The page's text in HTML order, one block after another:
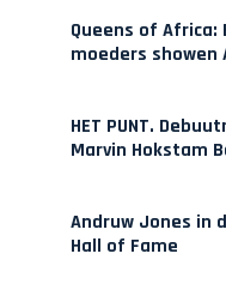
Queens of Africa:
moeders showen
HET PUNT.
Marvin Hokstam
Andruw Jones in
Hall of Fame